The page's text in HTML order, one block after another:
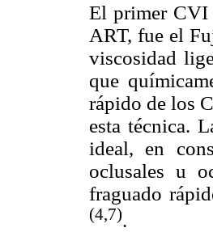
El primer CVI
ART, fue el
viscosidad
que
rápido de los
esta técnica.
ideal, en
oclusales u
fraguado
(4,7).